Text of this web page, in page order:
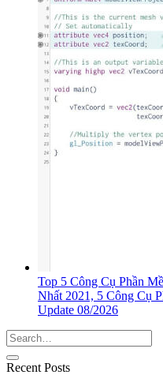
Top 5 Công Cụ Phần
Nhất 2021, 5 Công Cụ
Update 08/2026
Recent Posts